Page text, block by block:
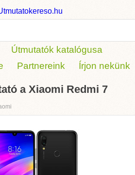
Útmutatók katalógusa
Partnereink Írjon nekünk
a Xiaomi Redmi 7